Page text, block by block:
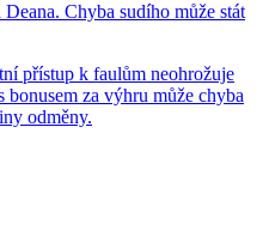
Chyba sudího může stát
přístup k faulům neohrožuje
za výhru může chyba
odměny.